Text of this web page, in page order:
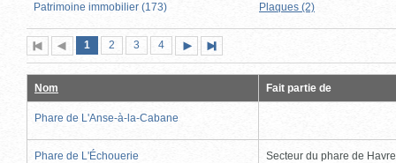
Patrimoine immobilier (173) Plaques (2)
Première
page
Page
précédente
Page
1 (page
actuelle)
Page
2 Page
3 Page
4
suivante
page
Nom Fait partie de
Phare de L'Anse-à-la-Cabane
Phare de L'Échouerie Secteur du phare de